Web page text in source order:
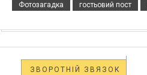
Фотозагадка
гостьовий пост
ЗВОРОТНІЙ ЗВЯЗОК